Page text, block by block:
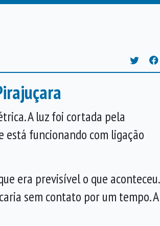
A luz foi cortada pela
está funcionando com ligação
era previsível o que aconteceu.
sem contato por um tempo. A